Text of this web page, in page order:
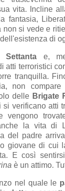
vita. Incline
fantasia,
si vede e
di
Settanta e,
atti terroristici
tranquilla.
non
delle Brigate
si verificano atti
vengono
la vita di
del padre
giovane di cui
E così
è un attimo.
nel quale le